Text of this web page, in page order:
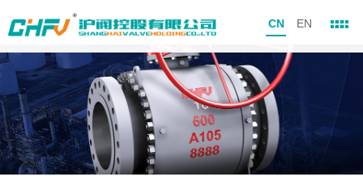
CN EN